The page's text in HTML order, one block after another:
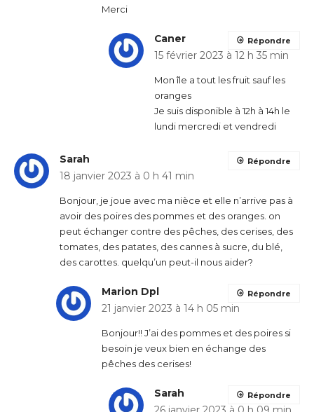
Merci
Caner
15 février 2023 à 12 h 35 min
Mon île a tout les fruit sauf les
oranges
Je suis disponible à 12h à 14h le
lundi mercredi et vendredi
Répondre
Sarah
18 janvier 2023 à 0 h 41 min
Bonjour, je joue avec ma nièce et elle n’arrive pas à
avoir des poires des pommes et des oranges. on
peut échanger contre des pêches, des cerises, des
tomates, des patates, des cannes à sucre, du blé,
des carottes. quelqu’un peut-il nous aider?
Répondre
Marion Dpl
21 janvier 2023 à 14 h 05 min
Bonjour!! J’ai des pommes et des poires si
besoin je veux bien en échange des
pêches des cerises!
Répondre
Sarah Répondre